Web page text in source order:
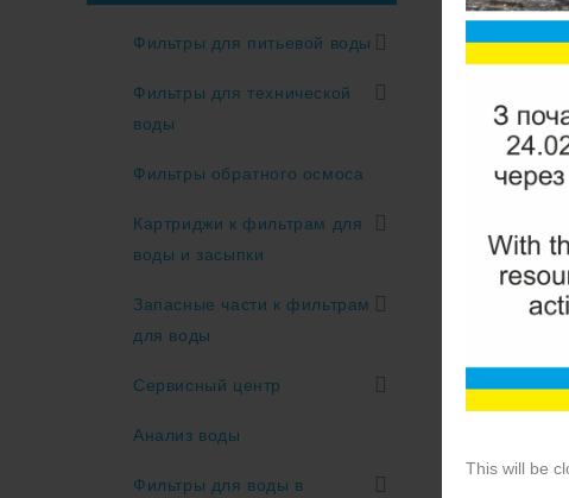
This will be
Фильтры для питьевой воды
Фильтры для технической
воды
Фильтры обратного осмоса
Картриджи к фильтрам для
воды и засыпки
Запасные части к фильтрам
для воды
Сервисный центр
Анализ воды
Фильтры для воды в